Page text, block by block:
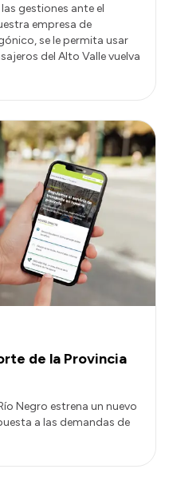
gestiones ante el
empresa de
se le permita usar
del Alto Valle vuelva
de la Provincia
Negro estrena un nuevo
a las demandas de